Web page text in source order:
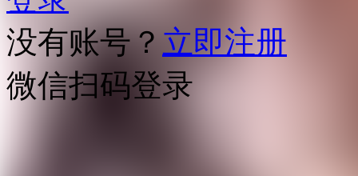
没有账号？ 立即注册
微信扫码登录